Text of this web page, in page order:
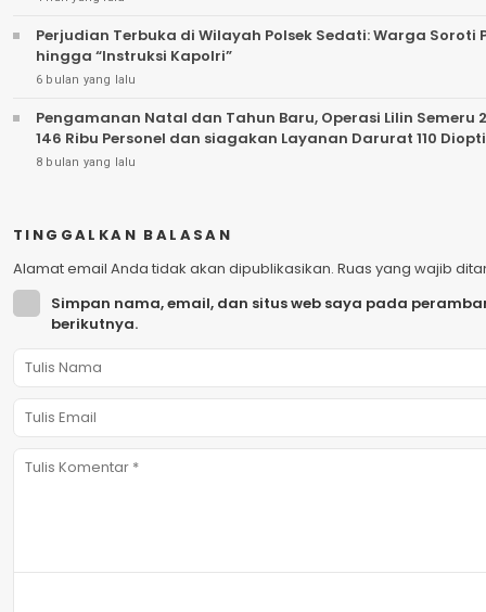
Perjudian Terbuka di Wilayah Polsek Sedati: Warga
hingga “Instruksi Kapolri”
6 bulan yang lalu
Pengamanan Natal dan Tahun Baru, Operasi Lilin Semeru 2025 Digelar
146 Ribu Personel dan siagakan Layanan Darurat 110
8 bulan yang lalu
TINGGALKAN BALASAN
Alamat email Anda tidak akan dipublikasikan. Ruas yang wajib
Simpan nama, email, dan situs web saya pada
berikutnya.